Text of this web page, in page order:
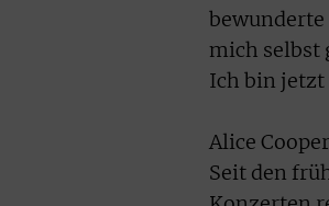
mich selbst
Ich bin jetzt
Alice
Seit den